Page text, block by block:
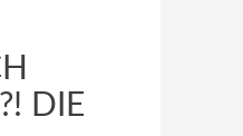
DIE